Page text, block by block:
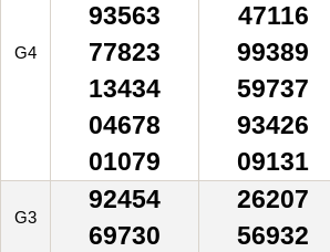
G4
93563
77823
13434
04678
01079
47116
99389
59737
93426
09131
G3
92454
69730
26207
56932